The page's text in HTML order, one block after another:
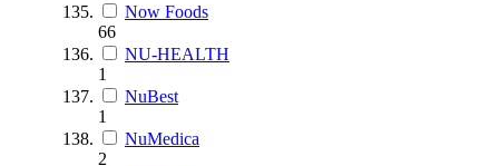
Now Foods
66
NU-HEALTH
1
NuBest
1
NuMedica
2